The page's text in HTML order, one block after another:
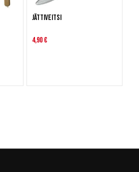
Jättiveitsi
4,90 €